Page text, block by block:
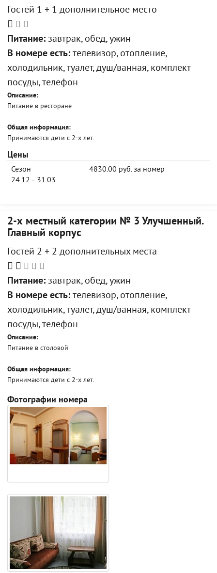
Гостей 1 + 1 дополнительное место
Питание: завтрак, обед, ужин
В номере есть: телевизор, отопление,
холодильник, туалет, душ/ванная, комплект
посуды, телефон
Описание:
Питание в ресторане
Общая информация:
Принимаются дети с 2-х лет.
Цены
Сезон
24.12 - 31.03
4830.00 руб. за номер
2-х местный категории № 3 Улучшенный.
Главный корпус
Гостей 2 + 2 дополнительных места
Питание: завтрак, обед, ужин
В номере есть: телевизор, отопление,
холодильник, туалет, душ/ванная, комплект
посуды, телефон
Описание:
Питание в столовой
Общая информация:
Принимаются дети с 2-х лет.
Фотографии номера